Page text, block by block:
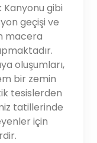
Kanyonu gibi
geçişi ve
macera
oluşumları,
bir zemin
tesislerden
tatillerinde
için